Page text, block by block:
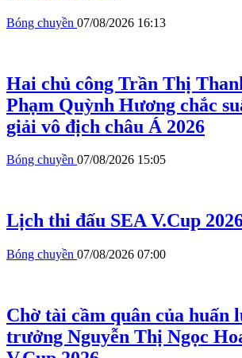
Bóng chuyền 07/08/2026 16:13
Hai chủ công Trần Thị
Phạm Quỳnh Hương chắc
giải vô địch châu Á 2026
Bóng chuyền 07/08/2026 15:05
Lịch thi đấu SEA V.Cup
Bóng chuyền 07/08/2026 07:00
Chờ tài cầm quân của huấn
trưởng Nguyễn Thị Ngọc